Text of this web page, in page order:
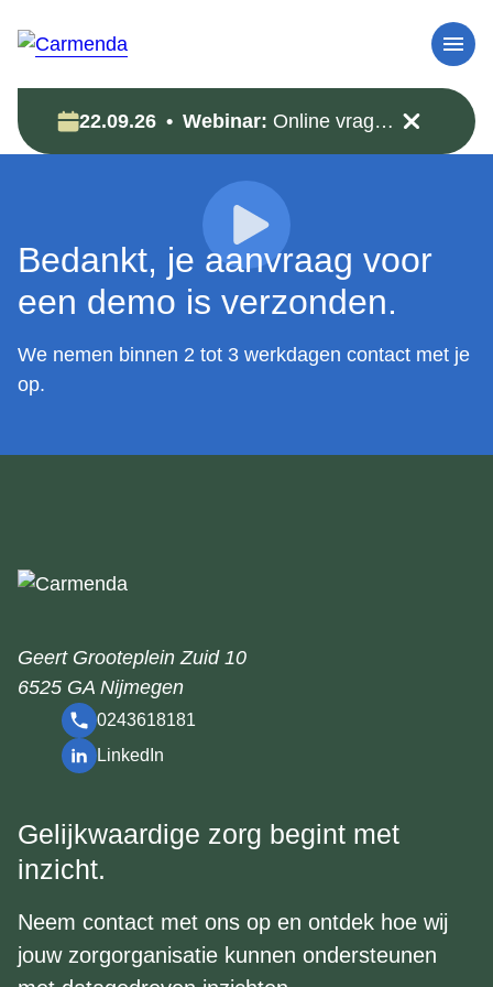
22.09.26 Webinar: Online vragenuur: zorgdata veilig (her)gebruiken voor onderzoek
Bedankt, je aanvraag voor
een demo is verzonden.
We nemen binnen 2 tot 3 werkdagen contact met je
op.
Geert Grooteplein Zuid 10
6525 GA Nijmegen
0243618181
LinkedIn
Gelijkwaardige zorg begint met
inzicht.
Neem contact met ons op en ontdek hoe wij
jouw zorgorganisatie kunnen ondersteunen